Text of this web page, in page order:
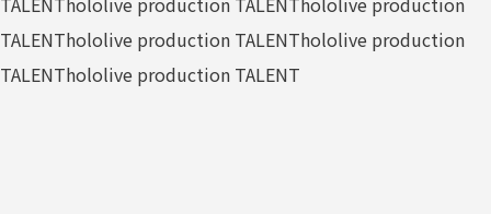
TALENThololive production TALENThololive production
TALENThololive production TALENT